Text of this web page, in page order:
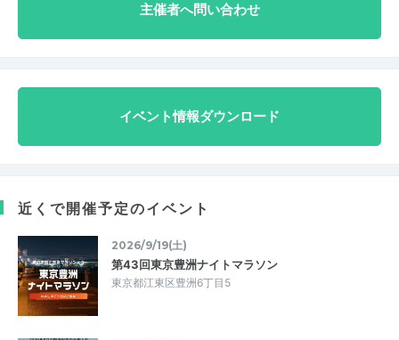
主催者へ問い合わせ
イベント情報ダウンロード
近くで開催予定のイベント
2026/9/19(土)
第43回東京豊洲ナイトマラソン
東京都江東区豊洲6丁目5